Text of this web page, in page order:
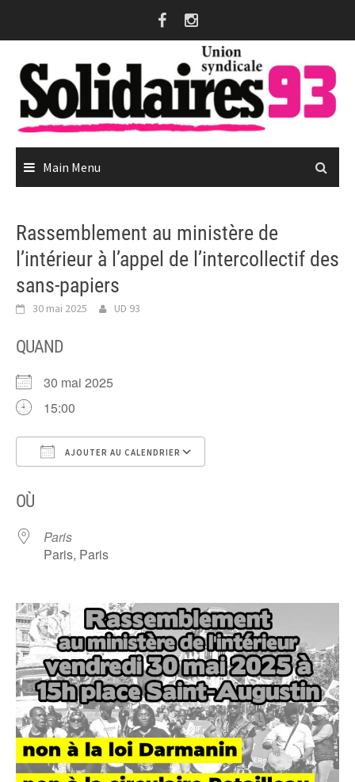
Main Menu
Rassemblement au ministère de
l’intérieur à l’appel de l’intercollectif des
sans-papiers
30 mai 2025 UD 93
QUAND
30 mai 2025
15:00
AJOUTER AU CALENDRIER
OÙ
Paris
Paris, Paris